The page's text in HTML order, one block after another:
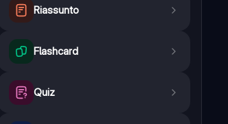
Riassunto
Flashcard
Quiz